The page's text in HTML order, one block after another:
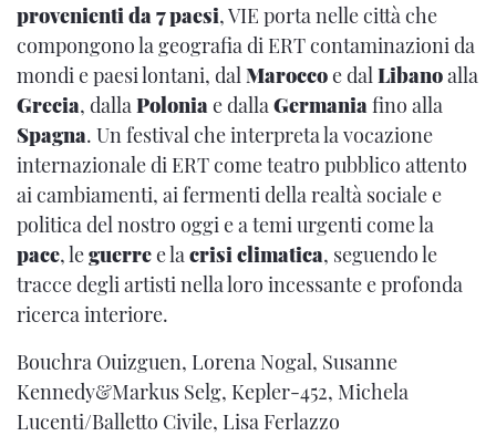
provenienti da 7 paesi, VIE porta nelle città che
compongono la geografia di ERT contaminazioni da
mondi e paesi lontani, dal Maroccoe dal Libanoalla
Grecia, dalla Polonia e dalla Germania fino alla
Spagna. Un festival che interpreta la vocazione
internazionale di ERT come teatro pubblico attento
ai cambiamenti, ai fermenti della realtà sociale e
politica del nostro oggi e a temi urgenti come la
pace, leguerree la crisi climatica, seguendo le
tracce degli artisti nella loro incessante e profonda
ricerca interiore.
Bouchra Ouizguen, Lorena Nogal, Susanne
Kennedy&Markus Selg, Kepler-452, Michela
Lucenti/Balletto Civile, Lisa Ferlazzo